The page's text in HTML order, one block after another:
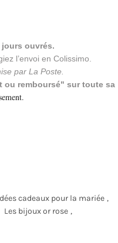
ouvrés.
l’envoi en Colissimo.
par La Poste.
ou remboursé" sur toute sa
.
cadeaux pour la mariée ,
Les bijoux or rose ,